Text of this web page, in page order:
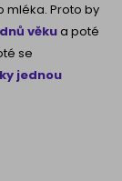
mléka. Proto by
věkua poté
se
jednou